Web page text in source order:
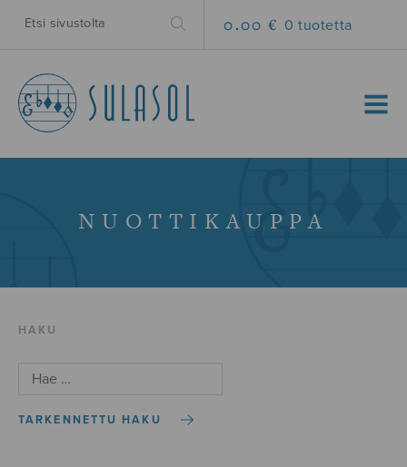
0.00 € 0 tuotetta
MENU
NUOTTIKAUPPA
HAKU
TARKENNETTU HAKU